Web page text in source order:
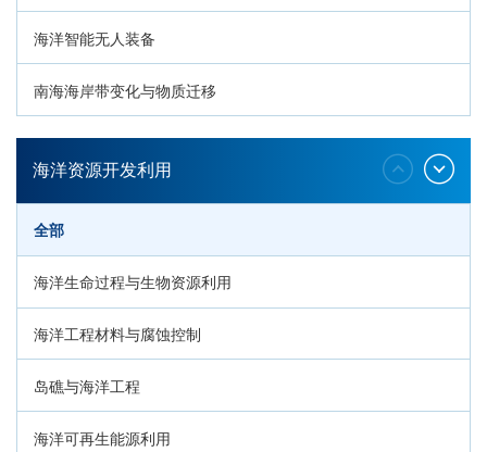
海洋智能无人装备
南海海岸带变化与物质迁移
环南海地质过程与灾害响应
海洋资源开发利用
全部
海洋生命过程与生物资源利用
海洋工程材料与腐蚀控制
岛礁与海洋工程
海洋可再生能源利用